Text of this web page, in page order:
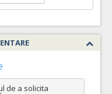
angiografie (Rev.2)
ATRIBUIT
Cant min si max este specificata in caietul de sarcini, al prezentei documentatii.
de a solicita